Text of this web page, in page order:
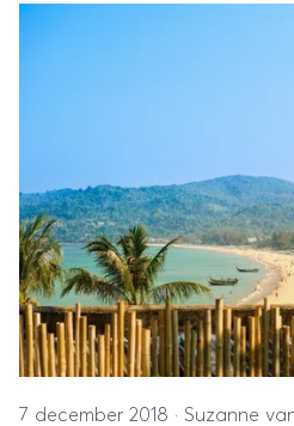
7 december 2018 · Suzanne